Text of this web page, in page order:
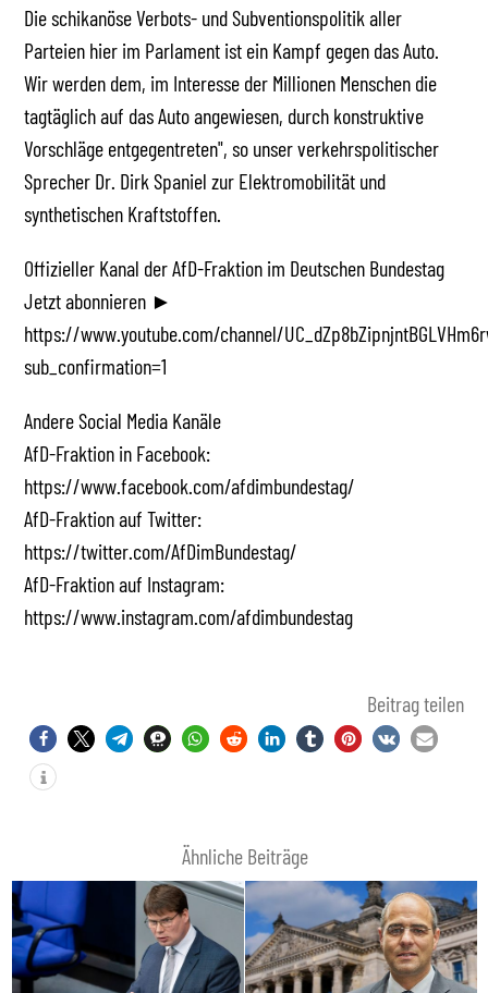
Die schikanöse Verbots- und Subventionspolitik aller
Parteien hier im Parlament ist ein Kampf gegen das Auto.
Wir werden dem, im Interesse der Millionen Menschen die
tagtäglich auf das Auto angewiesen, durch konstruktive
Vorschläge entgegentreten", so unser verkehrspolitischer
Sprecher Dr. Dirk Spaniel zur Elektromobilität und
synthetischen Kraftstoffen.
Offizieller Kanal der AfD-Fraktion im Deutschen Bundestag
Jetzt abonnieren ►
https://www.youtube.com/channel/
sub_confirmation=1
Andere Social Media Kanäle
AfD-Fraktion in Facebook:
https://www.facebook.com/afdimbundestag/
AfD-Fraktion auf Twitter:
https://twitter.com/AfDimBundestag/
AfD-Fraktion auf Instagram:
https://www.instagram.com/afdimbundestag
Beitrag teilen
Ähnliche Beiträge